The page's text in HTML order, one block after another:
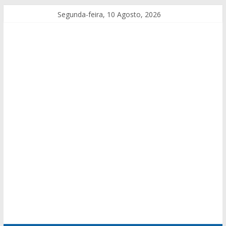
Segunda-feira, 10 Agosto, 2026